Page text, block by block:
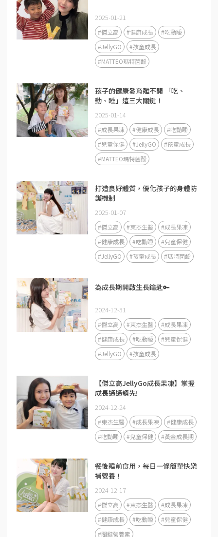
2025-01-21
#傑立高 #健康成長
#吃動睡
#JellyGO
#孩童成長
#MATTEO瑪特菌酚
孩子的健康發育離不開 「吃、
動、睡」這三大關鍵！
2025-01-14
#成長果凍 #健康成長
#吃動睡
#兒童保健
#JellyGO
#孩童成長
#MATTEO瑪特菌酚
打造良好體質，優化孩子的身體防
護機制
2025-01-07
#傑立高 #東杰生醫
#成長果凍
#健康成長
#吃動睡
#兒童保健
#JellyGO
#孩童成長 #瑪特菌酚
為成長期開啟生長鑰匙🔑
2024-12-31
#傑立高 #東杰生醫
#成長果凍
#健康成長
#吃動睡
#兒童保健
#JellyGO
#孩童成長
【傑立高JellyGo成長果凍】掌握
成長遙遙領先!
2024-12-24
#東杰生醫 #成長果凍
#健康成長
#吃動睡
#兒童保健 #黃金成長期
餐後睡前食用，每日一條簡單快樂
補營養！
2024-12-17
#傑立高 #東杰生醫
#成長果凍
#健康成長
#吃動睡
#兒童保健
#關鍵營養素